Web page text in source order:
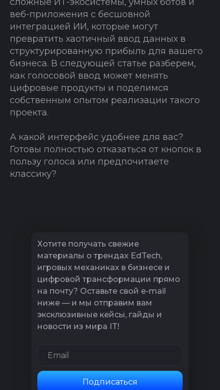
веб-приложения с бесшовной
интеграцией ИИ, которые могут
превратить хаотичный ввод данных в
структурированную прибыль для вашего
бизнеса. В следующей статье разберем,
как голосовой ввод может менять
цифровые продукты и поделимся
собственным опытом реализации такого
проекта.
А какой интерфейс удобнее для вас?
Готовы полностью отказаться от кнопок в
пользу голоса или предпочитаете
классику?
Хотите получать свежие
материалы о трендах EdTech,
игровых механиках в бизнесе и
цифровой трансформации прямо
на почту? Оставьте свой e-mail
ниже — и мы отправим вам
эксклюзивные кейсы, гайды и
новости из мира IT!
Подписаться